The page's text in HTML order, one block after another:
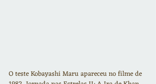
O teste Kobayashi Maru apareceu no filme de